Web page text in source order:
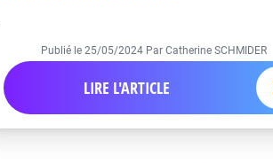
Publié le 25/05/2024 Par Catherine SCHMIDER
LIRE L'ARTICLE